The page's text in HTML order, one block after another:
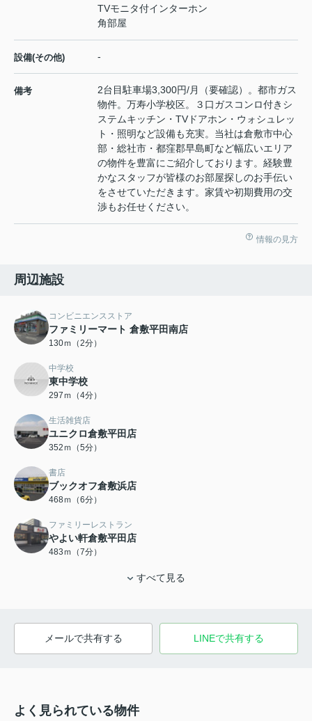
TVモニタ付インターホン
角部屋
設備(その他) -
備考
2台目駐車場3,300円/月（要確認）。都市ガス
物件。万寿小学校区。３口ガスコンロ付きシ
ステムキッチン・TVドアホン・ウォシュレッ
ト・照明など設備も充実。当社は倉敷市中心
部・総社市・都窪郡早島町など幅広いエリア
の物件を豊富にご紹介しております。経験豊
かなスタッフが皆様のお部屋探しのお手伝い
をさせていただきます。家賃や初期費用の交
渉もお任せください。
情報の見方
周辺施設
コンビニエンスストア
ファミリーマート 倉敷平田南店
130ｍ（2分）
中学校
東中学校
297ｍ（4分）
生活雑貨店
ユニクロ倉敷平田店
352ｍ（5分）
書店
ブックオフ倉敷浜店
468ｍ（6分）
ファミリーレストラン
やよい軒倉敷平田店
483ｍ（7分）
すべて見る
メールで共有する LINEで共有する
よく見られている物件